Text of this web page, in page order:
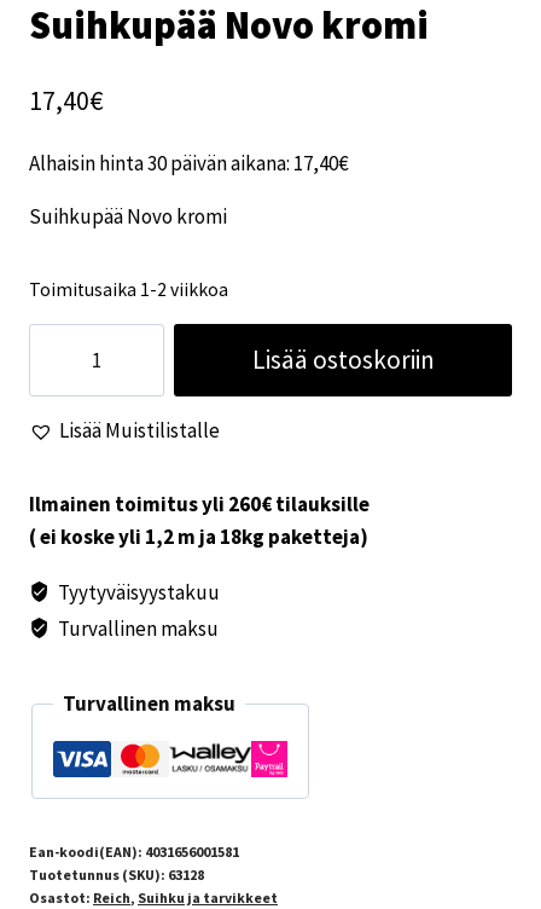
Suihkupää Novo kromi
17,40€
Alhaisin hinta 30 päivän aikana: 17,40€
Suihkupää Novo kromi
Toimitusaika 1-2 viikkoa
kromi
määrä
Lisää ostoskoriin
Lisää Muistilistalle
Ilmainen toimitus yli 260€ tilauksille
( ei koske yli 1,2 m ja 18kg paketteja)
Tyytyväisyystakuu
Turvallinen maksu
Turvallinen maksu
Ean-koodi(EAN): 4031656001581
Tuotetunnus (SKU): 63128
Osastot: Reich, Suihku ja tarvikkeet